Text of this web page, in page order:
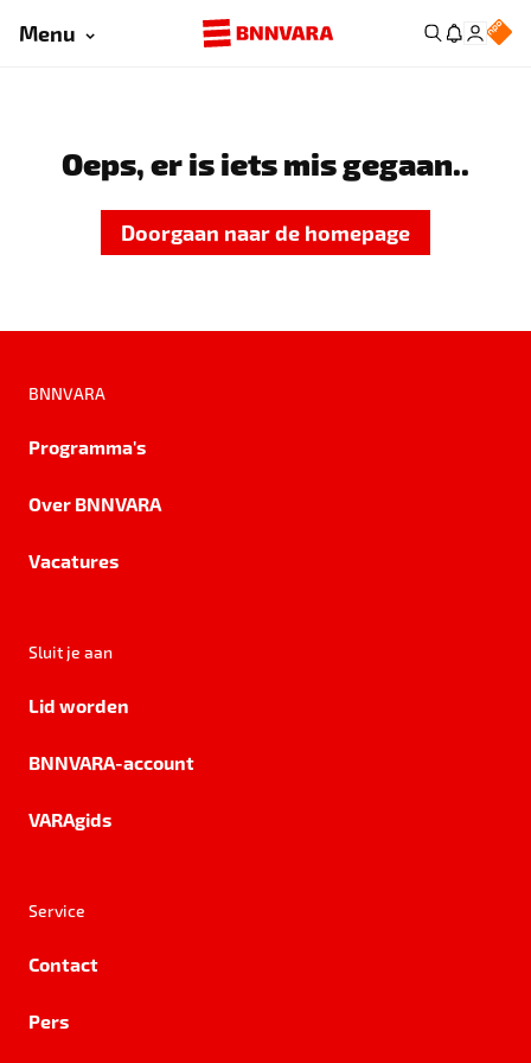
Menu
Oeps, er is iets mis gegaan..
Doorgaan naar de homepage
BNNVARA
Programma's
Over BNNVARA
Vacatures
Sluit je aan
Lid worden
BNNVARA-account
VARAgids
Service
Contact
Pers